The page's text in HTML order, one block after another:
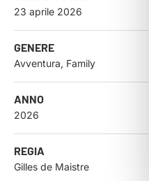
23 aprile 2026
GENERE
Avventura, Family
ANNO
2026
REGIA
Gilles de Maistre